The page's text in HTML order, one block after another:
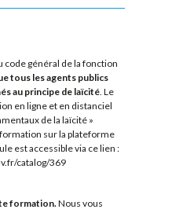
code général de la fonction
tous les agents publics
au principe de laïcité. Le
en ligne et en distanciel
de la laïcité »
sur la plateforme
est accessible via ce lien :
catalog/369
formation.Nous vous